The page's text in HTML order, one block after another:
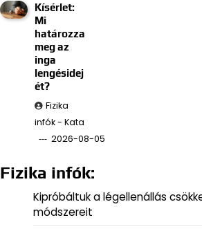
Kísérlet:
Mi
határozza
meg az
inga
lengésidej
ét?
Fizika
infók - Kata
2026-08-05
Fizika infók:
Kipróbáltuk a légellenállás
módszereit